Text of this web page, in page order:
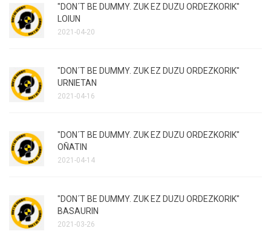
"DON´T BE DUMMY. ZUK EZ DUZU ORDEZKORIK"
LOIUN
2021-04-20
"DON´T BE DUMMY. ZUK EZ DUZU ORDEZKORIK"
URNIETAN
2021-04-16
"DON´T BE DUMMY. ZUK EZ DUZU ORDEZKORIK"
OÑATIN
2021-04-14
"DON´T BE DUMMY. ZUK EZ DUZU ORDEZKORIK"
BASAURIN
2021-03-26